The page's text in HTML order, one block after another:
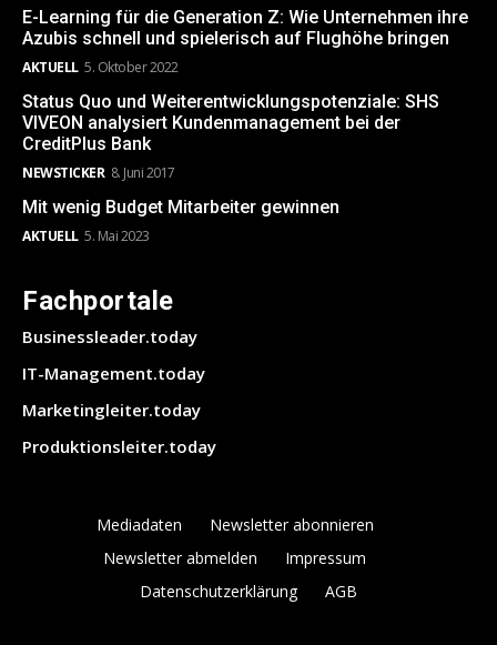
E-Learning für die Generation Z: Wie Unternehmen ihre
Azubis schnell und spielerisch auf Flughöhe bringen
AKTUELL 5. Oktober 2022
Status Quo und Weiterentwicklungspotenziale: SHS
VIVEON analysiert Kundenmanagement bei der
CreditPlus Bank
NEWSTICKER 8. Juni 2017
Mit wenig Budget Mitarbeiter gewinnen
AKTUELL 5. Mai 2023
Fachportale
Businessleader.today
IT-Management.today
Marketingleiter.today
Produktionsleiter.today
Mediadaten
Newsletter abonnieren
Newsletter abmelden
Impressum
Datenschutzerklärung
AGB